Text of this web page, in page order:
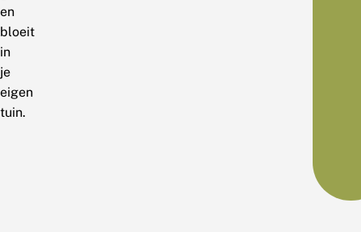
en
bloeit
in
je
eigen
tuin.